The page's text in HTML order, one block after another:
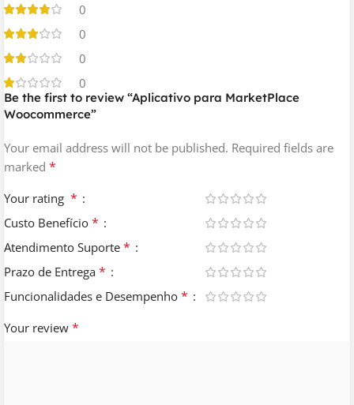
0
0
0
0
Be the first to review “Aplicativo para MarketPlace
Woocommerce”
Your email address will not be published. Required fields are
marked *
Your rating *
Custo Benefício *
Atendimento Suporte *
Prazo de Entrega *
Funcionalidades e Desempenho *
Your review *